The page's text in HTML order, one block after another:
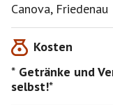
Canova, Friedenau
Kosten
* Getränke und
selbst!*